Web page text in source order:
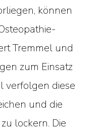
können
Tremmel und
zum Einsatz
verfolgen diese
und die
lockern. Die